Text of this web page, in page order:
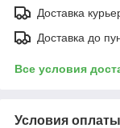
Доставка
Доставка до
Все условия
Условия оплаты